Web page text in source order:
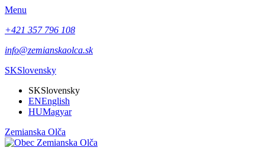
Menu
+421 357 796 108
info@zemianskaolca.sk
SKSlovensky
SKSlovensky
ENEnglish
HUMagyar
Zemianska Olča